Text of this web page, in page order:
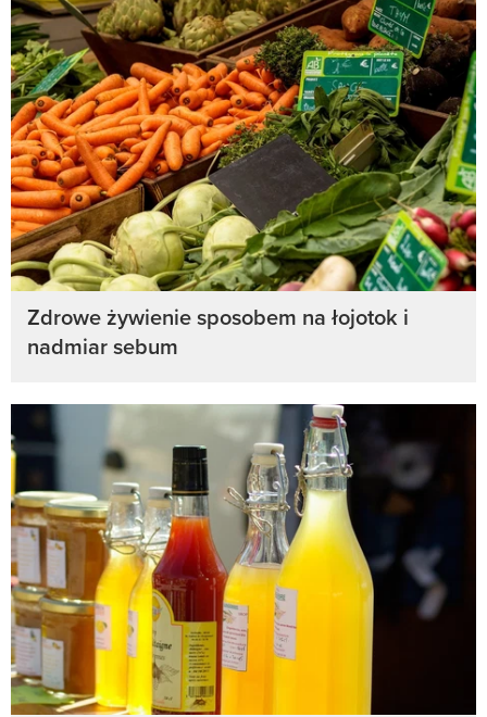
Zdrowe żywienie sposobem na łojotok i
nadmiar sebum